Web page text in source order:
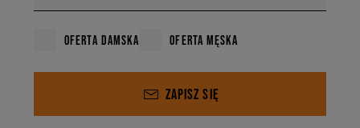
OFERTA DAMSKA OFERTA MĘSKA
ZAPISZ SIĘ